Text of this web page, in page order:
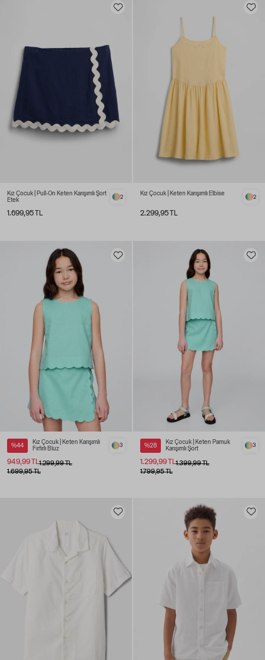
Kız Çocuk | Pull-On Keten Karışımlı Şort
Etek
1.699,95 TL
2
Kız Çocuk | Keten Karışımlı Elbise
2.299,95 TL
2
%44
Kız Çocuk | Keten Karışımlı
Fırfırlı Bluz
1.299,99 TL
949,99 TL
3
1.699,95 TL
%28
Kız Çocuk | Keten Pamuk
Karışımlı Şort
1.399,99 TL
1.299,99 TL
3
1.799,95 TL